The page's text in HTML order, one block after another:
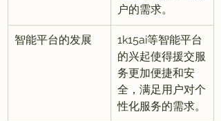
户的需求。
智能平台的发展
1k15ai等智能平台
的兴起使得援交服
务更加便捷和安
全，满足用户对个
性化服务的需求。